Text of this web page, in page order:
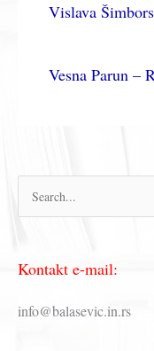
Vislava
Vesna Parun –
р
т
Kontakt e-mail:
info@balasevic.in.rs